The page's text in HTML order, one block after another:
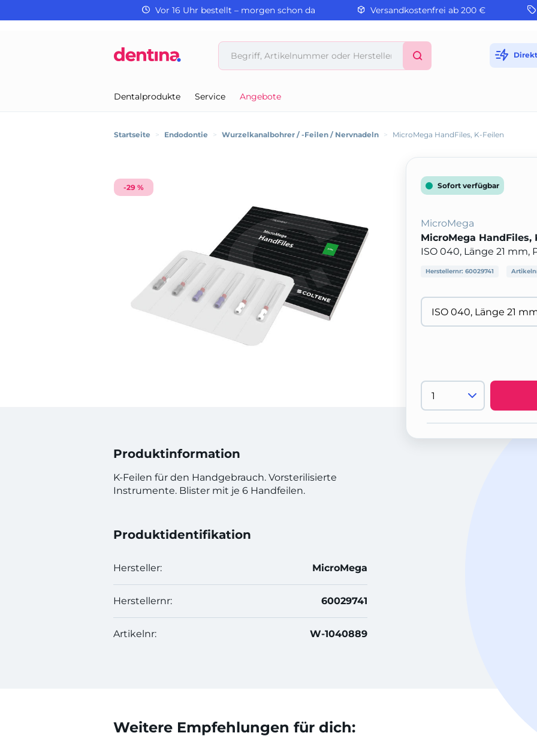
Vor 16 Uhr bestellt – morgen schon da Versandkostenfrei ab 200 €
Dentalprodukte Service Angebote
Startseite > Endodontie > Wurzelkanalbohrer / -Feilen / Nervnadeln > MicroMega HandFiles, K-Feilen
-29 %
Produktinformation
K-Feilen für den Handgebrauch. Vorsterilisierte
Instrumente. Blister mit je 6 Handfeilen.
Produktidentifikation
Hersteller: MicroMega
Herstellernr: 60029741
Artikelnr: W-1040889
Sofort verfügbar
MicroMega
MicroMega HandFiles,
ISO 040, Länge 21 mm,
Herstellernr: 60029741
Weitere Empfehlungen für dich: